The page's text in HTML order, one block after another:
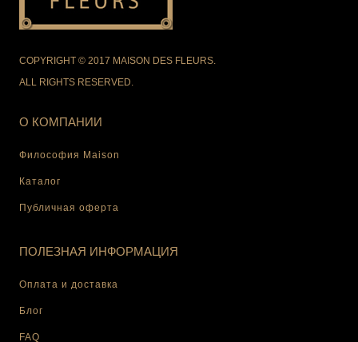
COPYRIGHT © 2017 MAISON DES FLEURS.
ALL RIGHTS RESERVED.
О КОМПАНИИ
Философия Maison
Каталог
Публичная оферта
ПОЛЕЗНАЯ ИНФОРМАЦИЯ
Оплата и доставка
Блог
FAQ